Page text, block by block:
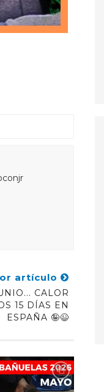
artículo
CALOR
15 DÍAS EN
ESPAÑA 🤪😉